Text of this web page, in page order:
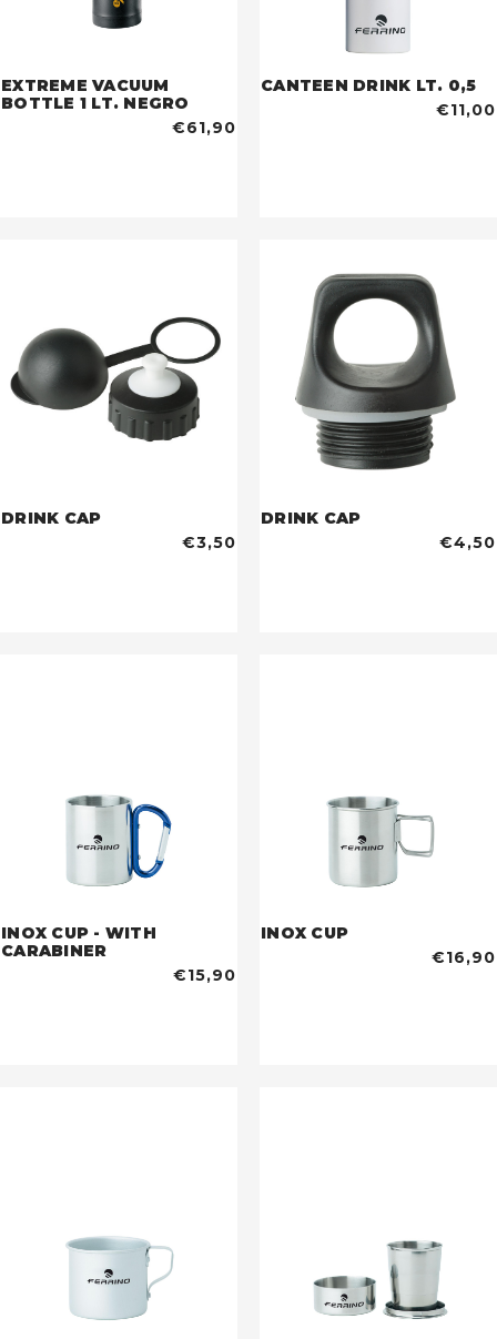
EXTREME VACUUM
BOTTLE 1 LT. NEGRO
€61,90
CANTEEN DRINK LT. 0,5
€11,00
DRINK CAP
€3,50
DRINK CAP
€4,50
INOX CUP - WITH
CARABINER
€15,90
INOX CUP
€16,90